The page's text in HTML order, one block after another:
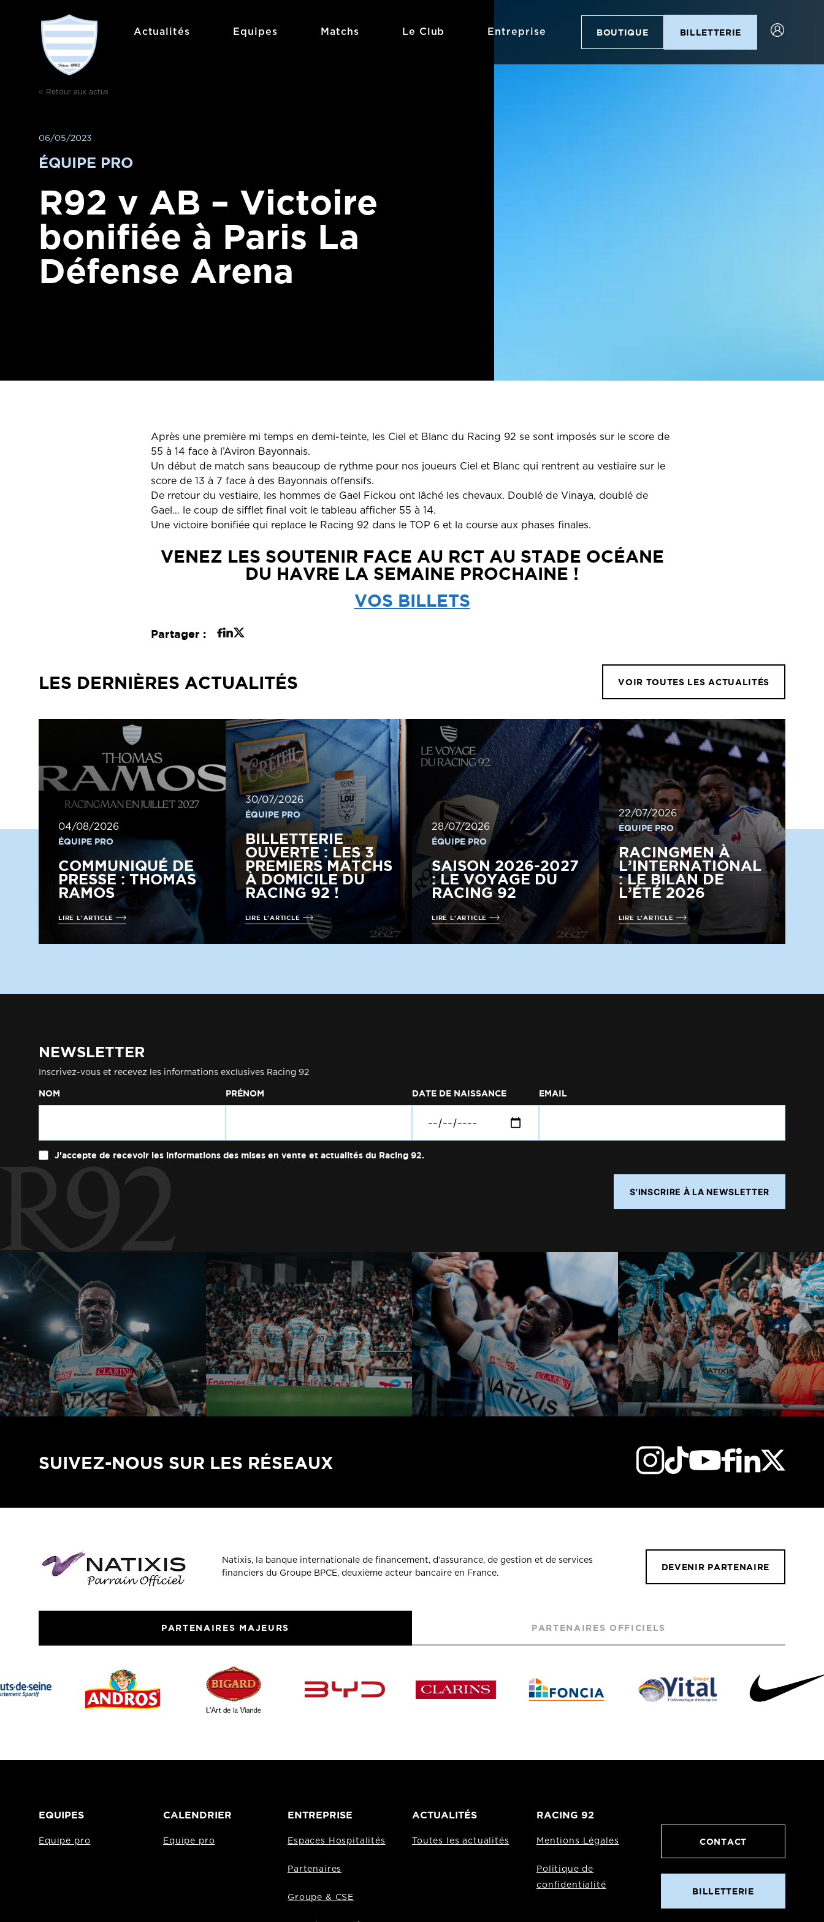
Actualités Equipes Matchs Le Club Entreprise BOUTIQUE BILLETTERIE
< Retour aux actus
06/05/2023
ÉQUIPE PRO
R92 v AB – Victoire
bonifiée à Paris La
Défense Arena
Après une première mi temps en demi-teinte, les Ciel et Blanc du Racing 92 se sont imposés sur le score de
55 à 14 face à l’Aviron Bayonnais.
Un début de match sans beaucoup de rythme pour nos joueurs Ciel et Blanc qui rentrent au vestiaire sur le
score de 13 à 7 face à des Bayonnais offensifs.
De rretour du vestiaire, les hommes de Gael Fickou ont lâché les chevaux. Doublé de Vinaya, doublé de
Gael… le coup de sifflet final voit le tableau afficher 55 à 14.
Une victoire bonifiée qui replace le Racing 92 dans le TOP 6 et la course aux phases finales.
VENEZ LES SOUTENIR FACE AU RCT AU STADE OCÉANE
DU HAVRE LA SEMAINE PROCHAINE !
VOS BILLETS
Partager :
LES DERNIÈRES ACTUALITÉS VOIR TOUTES LES ACTUALITÉS
04/08/2026
ÉQUIPE PRO
COMMUNIQUÉ DE
PRESSE : THOMAS
RAMOS
LIRE L'ARTICLE
30/07/2026
ÉQUIPE PRO
BILLETTERIE
OUVERTE : LES 3
PREMIERS MATCHS
À DOMICILE DU
RACING 92 !
LIRE L'ARTICLE
28/07/2026
ÉQUIPE PRO
SAISON 2026-2027
: LE VOYAGE DU
RACING 92
LIRE L'ARTICLE
22/07/2026
ÉQUIPE PRO
RACINGMEN À
L’INTERNATIONAL
: LE BILAN DE
L’ÉTÉ 2026
LIRE L'ARTICLE
NEWSLETTER
Inscrivez-vous et recevez les informations exclusives Racing 92
NOM PRÉNOM DATE DE NAISSANCE EMAIL
J'accepte de recevoir les informations des mises en vente et actualités du Racing 92.
S'INSCRIRE À LA NEWSLETTER
SUIVEZ-NOUS SUR LES RÉSEAUX
Natixis, la banque internationale de financement, d’assurance, de gestion et de services
financiers du Groupe BPCE, deuxième acteur bancaire en France.
DEVENIR PARTENAIRE
PARTENAIRES MAJEURS PARTENAIRES OFFICIELS
EQUIPES
Equipe pro
CALENDRIER
Equipe pro
ENTREPRISE
Espaces Hospitalités
Partenaires
Groupe & CSE
ACTUALITÉS
Toutes les actualités
RACING 92
Mentions Légales
Politique de
confidentialité
CONTACT
BILLETTERIE